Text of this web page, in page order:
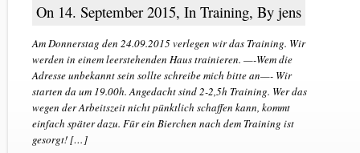
On 14. September 2015, In Training, By jens
Am Donnerstag den 24.09.2015 verlegen wir das Training. Wir
werden in einem leerstehenden Haus trainieren. —-Wem die
Adresse unbekannt sein sollte schreibe mich bitte an—- Wir
starten da um 19.00h. Angedacht sind 2-2,5h Training. Wer das
wegen der Arbeitszeit nicht pünktlich schaffen kann, kommt
einfach später dazu. Für ein Bierchen nach dem Training ist
gesorgt! […]